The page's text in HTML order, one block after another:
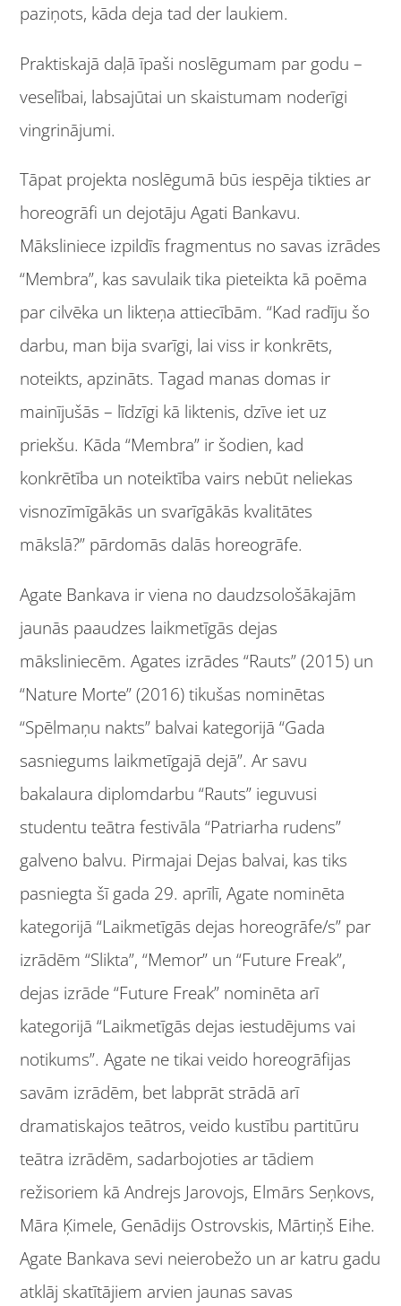
paziņots, kāda deja tad der laukiem.
Praktiskajā daļā īpaši noslēgumam par godu –
veselībai, labsajūtai un skaistumam noderīgi
vingrinājumi.
Tāpat projekta noslēgumā būs iespēja tikties ar
horeogrāfi un dejotāju Agati Bankavu.
Māksliniece izpildīs fragmentus no savas izrādes
“Membra”, kas savulaik tika pieteikta kā poēma
par cilvēka un likteņa attiecībām. “Kad radīju šo
darbu, man bija svarīgi, lai viss ir konkrēts,
noteikts, apzināts. Tagad manas domas ir
mainījušās – līdzīgi kā liktenis, dzīve iet uz
priekšu. Kāda “Membra” ir šodien, kad
konkrētība un noteiktība vairs nebūt neliekas
visnozīmīgākās un svarīgākās kvalitātes
mākslā?” pārdomās dalās horeogrāfe.
Agate Bankava ir viena no daudzsološākajām
jaunās paaudzes laikmetīgās dejas
māksliniecēm. Agates izrādes “Rauts” (2015) un
“Nature Morte” (2016) tikušas nominētas
“Spēlmaņu nakts” balvai kategorijā “Gada
sasniegums laikmetīgajā dejā”. Ar savu
bakalaura diplomdarbu “Rauts” ieguvusi
studentu teātra festivāla “Patriarha rudens”
galveno balvu. Pirmajai Dejas balvai, kas tiks
pasniegta šī gada 29. aprīlī, Agate nominēta
kategorijā “Laikmetīgās dejas horeogrāfe/s” par
izrādēm “Slikta”, “Memor” un “Future Freak”,
dejas izrāde “Future Freak” nominēta arī
kategorijā “Laikmetīgās dejas iestudējums vai
notikums”. Agate ne tikai veido horeogrāfijas
savām izrādēm, bet labprāt strādā arī
dramatiskajos teātros, veido kustību partitūru
teātra izrādēm, sadarbojoties ar tādiem
režisoriem kā Andrejs Jarovojs, Elmārs Seņkovs,
Māra Ķimele, Genādijs Ostrovskis, Mārtiņš Eihe.
Agate Bankava sevi neierobežo un ar katru gadu
atklāj skatītājiem arvien jaunas savas